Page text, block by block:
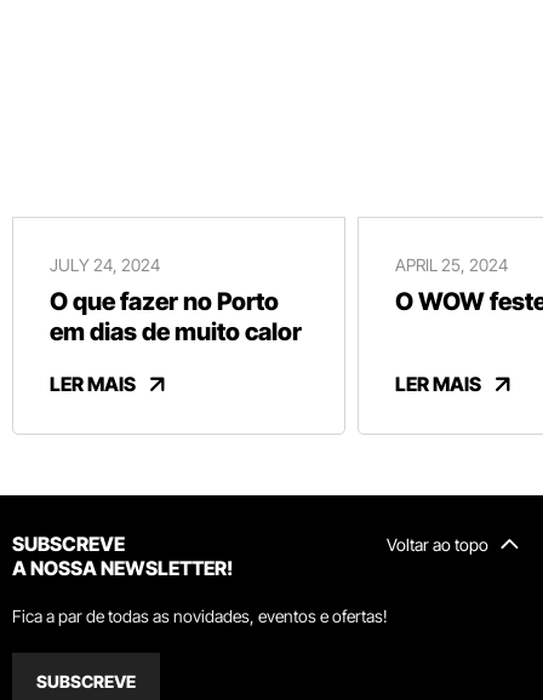
JULY 24, 2024
O que fazer no Porto
em dias de muito calor
LER MAIS
APRIL 25, 2024
O WOW
LER MAIS
Voltar ao topo
SUBSCREVE
A NOSSA NEWSLETTER!
Fica a par de todas as novidades, eventos e ofertas!
SUBSCREVE